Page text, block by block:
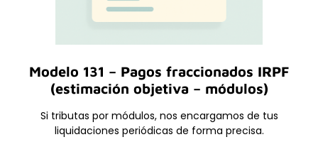
Modelo 131 – Pagos fraccionados IRPF
(estimación objetiva – módulos)
Si tributas por módulos, nos encargamos de tus
liquidaciones periódicas de forma precisa.